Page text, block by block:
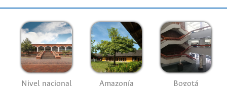
Nivel nacional Amazonía Bogotá